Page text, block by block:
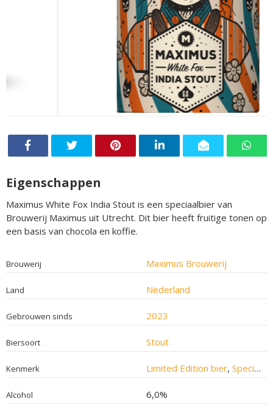
Eigenschappen
Maximus White Fox India Stout is een speciaalbier van
Brouwerij Maximus uit Utrecht. Dit bier heeft fruitige tonen op
een basis van chocola en koffie.
Brouwerij Maximus Brouwerij
Land Nederland
Gebrouwen sinds 2023
Biersoort Stout
Kenmerk Limited Edition bier, Speciaalbier
Alcohol 6,0%